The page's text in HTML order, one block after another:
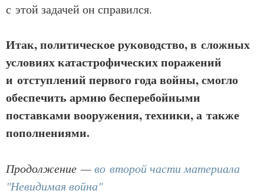
с этой задачей он справился.
Итак, политическое руководство, в сложных
условиях катастрофических поражений
и отступлений первого года войны, смогло
обеспечить армию бесперебойными
поставками вооружения, техники, а также
пополнениями.
Продолжение —во второй части материала
"Невидимая война"